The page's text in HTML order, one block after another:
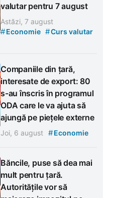
valutar pentru 7 august
Astăzi, 7 august
#Economie #Curs valutar
Companiile din țară,
interesate de export: 80
s-au înscris în programul
ODA care le va ajuta să
ajungă pe piețele externe
Joi, 6 august #Economie
Băncile, puse să dea mai
mult pentru țară.
Autoritățile vor să